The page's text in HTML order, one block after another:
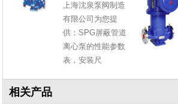
上海沈泉泵阀制造
有限公司为您提
供：SPG屏蔽管道
离心泵的性能参数
表，安装尺
相关产品